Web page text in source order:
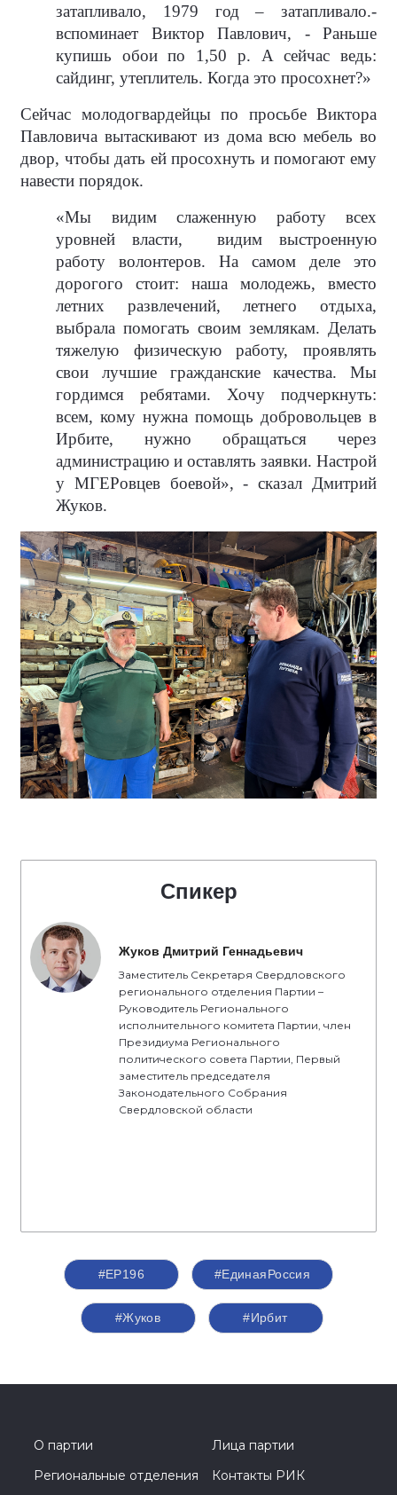
затапливало, 1979 год – затапливало.-
вспоминает Виктор Павлович, - Раньше
купишь обои по 1,50 р. А сейчас ведь:
сайдинг, утеплитель. Когда это просохнет?»
Сейчас молодогвардейцы по просьбе Виктора
Павловича вытаскивают из дома всю мебель во
двор, чтобы дать ей просохнуть и помогают ему
навести порядок.
«Мы видим слаженную работу всех
уровней власти,
видим выстроенную
работу волонтеров. На самом деле это
дорогого стоит: наша молодежь, вместо
летних развлечений, летнего отдыха,
выбрала помогать своим землякам. Делать
тяжелую физическую работу, проявлять
свои лучшие гражданские качества. Мы
гордимся ребятами. Хочу подчеркнуть:
всем, кому нужна помощь добровольцев в
Ирбите, нужно обращаться через
администрацию и оставлять заявки. Настрой
у МГЕРовцев боевой», - сказал Дмитрий
Жуков.
Спикер
Жуков Дмитрий Геннадьевич
Заместитель Секретаря Свердловского
регионального отделения Партии –
Руководитель Регионального
исполнительного комитета Партии, член
Президиума Регионального
политического совета Партии, Первый
заместитель председателя
Законодательного Собрания
Свердловской области
#ЕР196 #‎ЕдинаяРоссия
#Жуков #Ирбит
О партии
Лица партии
Региональные отделения
Контакты РИК